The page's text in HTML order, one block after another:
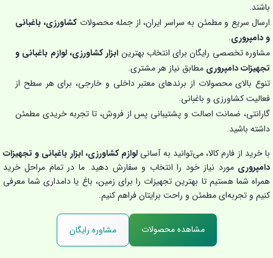
باشند.
ارسال سریع و مطمئن به سراسر ایران، از جمله محصولاتکشاورزی، باغبانی
و دامپروری.
مشاوره تخصصی رایگان برای انتخاب بهترین ابزار کشاورزی، لوازم باغبانی و
تجهیزات دامپروری مطابق نیاز هر مشتری.
تنوع بالای محصولات از برندهای معتبر داخلی و خارجی، برای هر سطح از
فعالیت کشاورزی و باغبانی.
گارانتی، ضمانت اصالت و پشتیبانی پس از فروش، تا تجربه خریدی مطمئن
داشته باشید.
با خرید از فارم کالا، می‌توانید به آسانی لوازم کشاورزی، ابزار باغبانی و تجهیزات
دامپروری مورد نیاز خود را انتخاب و سفارش دهید. ما در تمام مراحل خرید
همراه شما هستیم تا بهترین تجهیزات را برای زمین، باغ یا دامداری شما معرفی
کنیم و تجربه‌ای مطمئن و راحت برایتان فراهم کنیم.
مشاهده محصولات مشاوره رایگان